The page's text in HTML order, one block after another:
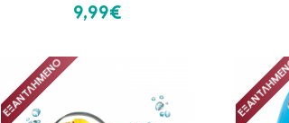
9,99€
ΕΞΑΝΤΛΗΜΈΝΟ